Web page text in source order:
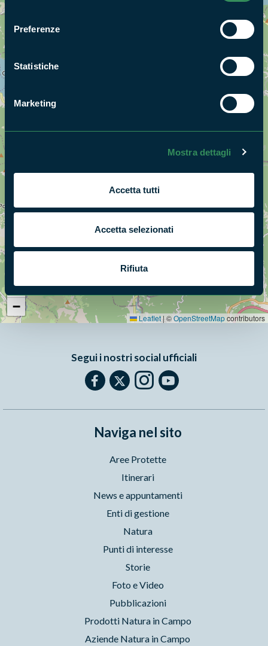
consenso
Preferenze
Statistiche
Marketing
Mostra dettagli
Accetta tutti
Accetta selezionati
Rifiuta
+
−
Leaflet |©OpenStreetMapcontributors
Segui i nostri social ufficiali
Naviga nel sito
Aree Protette
Itinerari
News e appuntamenti
Enti di gestione
Natura
Punti di interesse
Storie
Foto e Video
Pubblicazioni
Prodotti Natura in Campo
Aziende Natura in Campo